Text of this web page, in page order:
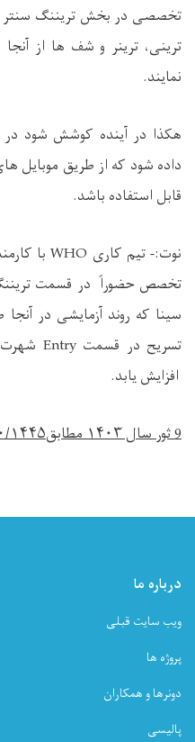
تخصصی در بخش تریننگ سنتر
ترینی، ترینر و شف ها از
نمایند.
هکذا در آینده کوشش شود در
داده شود که از طریق موبایل
قابل استفاده باشد.
نوت:- تیم کاری WHOبا
تخصص حضوراً‌ در قسمت
سینا که روند آزمایشی در
تسریح در قسمتEntry شهرت
افزایش یابد.
9ثورسال۱۴۰۳مطابق۱۹/
درباره ما
ویب سایت قبلی
پروژه ها
دونرها و همکاران
پالیسی